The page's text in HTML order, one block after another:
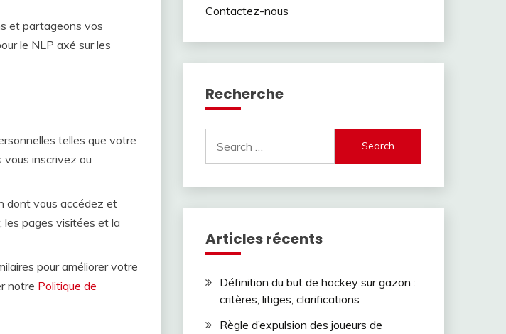
et partageons vos
le NLP axé sur les
telles que votre
inscrivez ou
dont vous accédez et
les pages visitées et la
pour améliorer votre
notre Politique de
Contactez-nous
Recherche
for:
Articles récents
Définition du but de hockey sur gazon :
critères, litiges, clarifications
Règle d’expulsion des joueurs de